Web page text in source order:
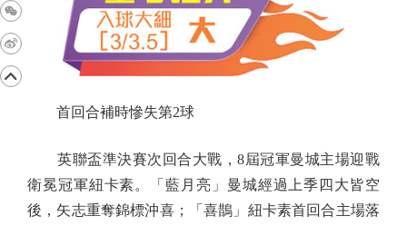
首回合補時慘失第2球
英聯盃準決賽次回合大戰，8屆冠軍曼城主場迎戰
衛冕冠軍紐卡素。「藍月亮」曼城經過上季四大皆空
後，矢志重奪錦標沖喜；「喜鵲」紐卡素首回合主場落